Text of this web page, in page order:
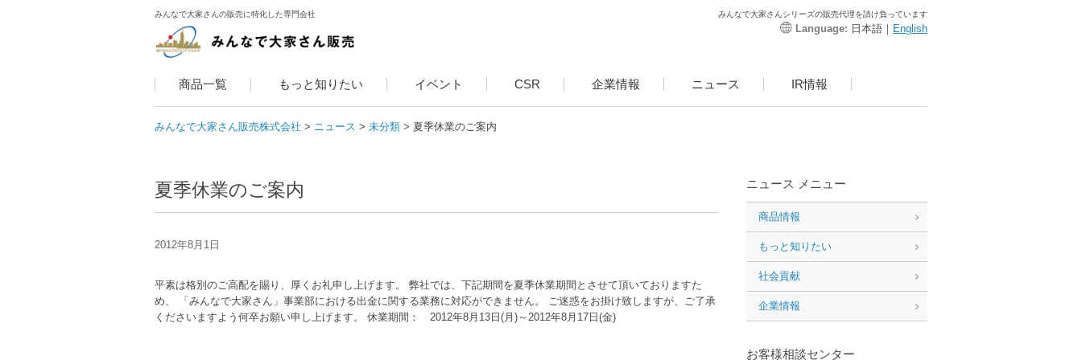
みんなで大家さんの販売に特化した専門会社 みんなで大家さんシリーズの販売代理を請け負っています
Language: 日本語｜ English
商品一覧 もっと知りたい イベント CSR 企業情報 ニュース IR情報
みんなで大家さん販売株式会社 ニュース 未分類 夏季休業のご案内
夏季休業のご案内
2012年8月1日
平素は格別のご高配を賜り、厚くお礼申し上げます。 弊社では、下記期間を夏季休業期間とさせて頂いておりますた
め、 「みんなで大家さん」事業部における出金に関する業務に対応ができません。 ご迷惑をお掛け致しますが、ご了承
くださいますよう何卒お願い申し上げます。 休業期間： 2012年8月13日(月)～2012年8月17日(金)
ニュース メニュー
商品情報
もっと知りたい
社会貢献
企業情報
お客様相談センター